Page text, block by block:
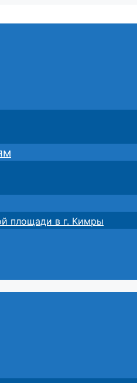
площади в г. Кимры